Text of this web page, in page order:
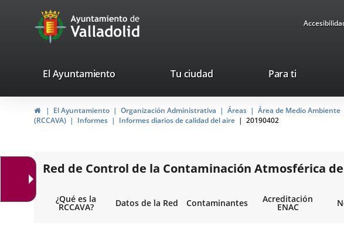
Portal
Web
Ayuntamiento
de
Valladolid
valladolid.es
El Ayuntamiento Tu ciudad Para ti
HomeEl Ayuntamiento Organización Administrativa Áreas Área de Medio Ambiente
(RCCAVA)
Informes Informes diarios de calidad del aire 20190402
Red de Control de la Contaminación Atmosférica
¿Qué es la
RCCAVA? Datos de la Red Contaminantes Acreditación
ENAC